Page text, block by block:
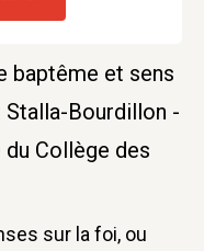
baptême et sens
Stalla-Bourdillon -
Collège des
sur la foi, ou